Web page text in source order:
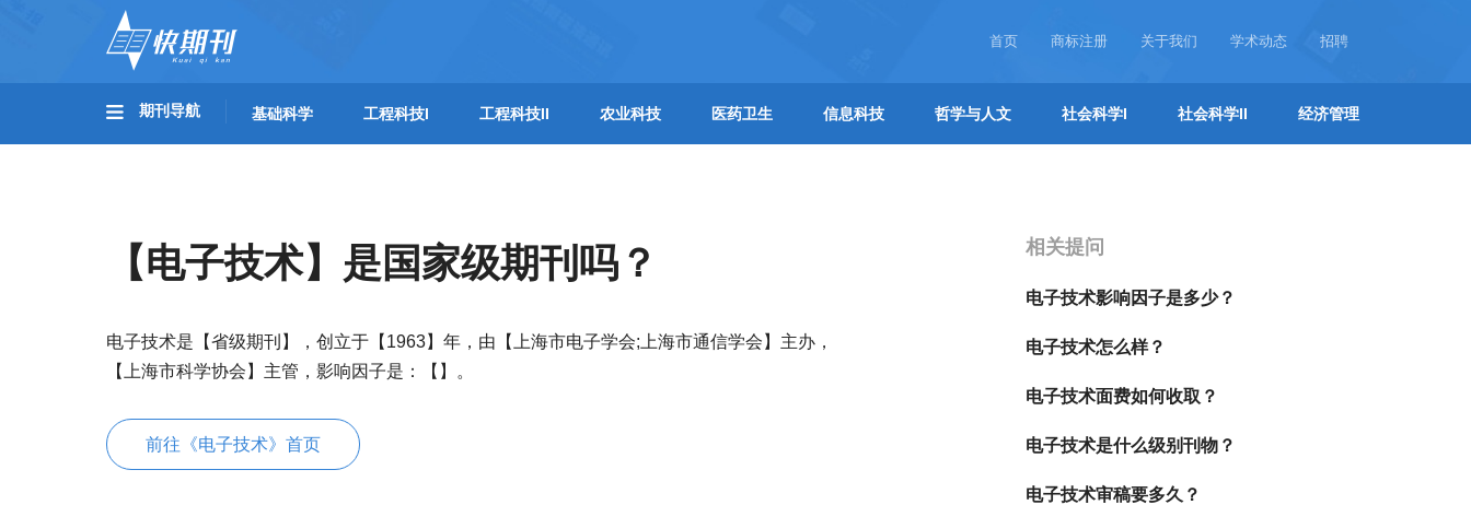
首页 商标注册 关于我们 学术动态 招聘
期刊导航 基础科学 工程科技I 工程科技II 农业科技 医药卫生 信息科技 哲学与人文 社会科学I 社会科学II 经济管理
【电子技术】是国家级期刊吗？
电子技术是【省级期刊】，创立于【1963】年，由【上海市电子学会;上海市通信学会】主办，
【上海市科学协会】主管，影响因子是：【】。
前往《电子技术》首页
相关提问
电子技术影响因子是多少？
电子技术怎么样？
电子技术面费如何收取？
电子技术是什么级别刊物？
电子技术审稿要多久？